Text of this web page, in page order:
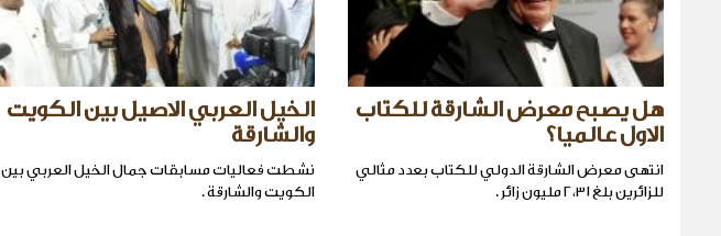
هل يصبح معرض الشارقة للكتاب
الاول عالميا؟
انتهى معرض الشارقة الدولي للكتاب بعدد مثالي
للزائرين بلغ ٢،٣١ مليون زائر .
الخيل العربي الاصيل بين الكويت
والشارقة
نشطت فعاليات مسابقات جمال الخيل العربي بين
الكويت والشارقة .